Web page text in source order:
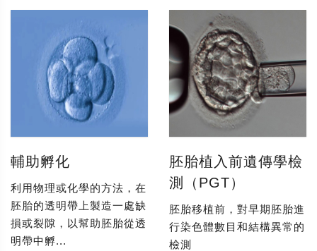
輔助孵化
利用物理或化學的方法，在
胚胎的透明帶上製造一處缺
損或裂隙，以幫助胚胎從透
明帶中孵...
胚胎植入前遺傳學檢
測（PGT）
胚胎移植前，對早期胚胎進
行染色體數目和結構異常的
檢測